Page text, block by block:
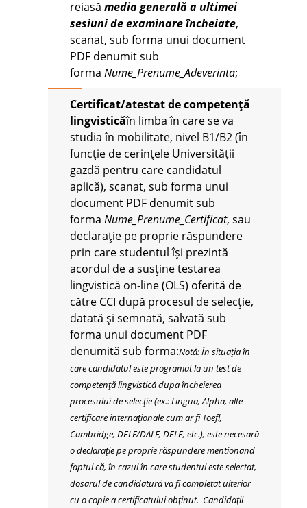
reiasă media generală a ultimei
sesiuni de examinare încheiate,
scanat, sub forma unui document
PDF denumit sub
forma Nume_Prenume_Adeverinta;
Certificat/atestat de competenţă
lingvisticăîn limba în care se va
studia în mobilitate, nivel B1/B2 (în
funcție de cerințele Universității
gazdă pentru care candidatul
aplică), scanat, sub forma unui
document PDF denumit sub
forma Nume_Prenume_Certificat, sau
declarație pe proprie răspundere
prin care studentul își prezintă
acordul de a susține testarea
lingvistică on-line (OLS) oferită de
către CCI după procesul de selecție,
datată și semnată, salvată sub
forma unui document PDF
denumită sub forma:Notă: În situația în
care candidatul este programat la un test de
competență lingvistică dupa încheierea
procesului de selecție (ex.: Lingua, Alpha, alte
certificare internaționale cum ar fi Toefl,
Cambridge, DELF/DALF, DELE, etc.), este necesară
o declarație pe proprie răspundere mentionand
faptul că, în cazul în care studentul este selectat,
dosarul de candidatură va fi completat ulterior
cu o copie a certificatului obținut. Candidații